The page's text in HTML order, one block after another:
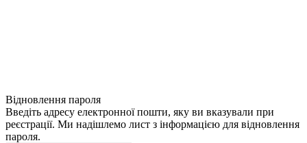
Відновлення пароля
Введіть адресу електронної пошти, яку ви вказували при
реєстрації. Ми надішлемо лист з інформацією для відновлення
пароля.